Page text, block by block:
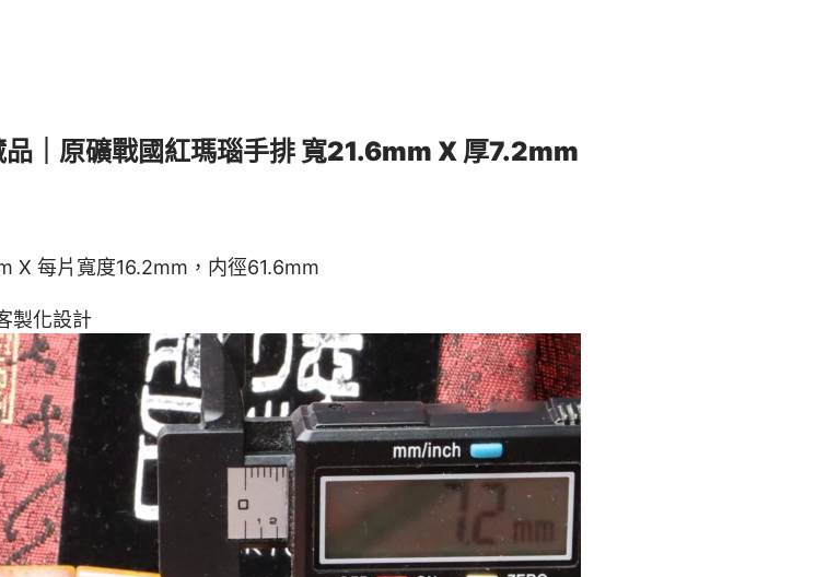
｜原礦戰國紅瑪瑙手排 寬21.6mm X 厚7.2mm
X 每片寬度16.2mm，内徑61.6mm
製化設計